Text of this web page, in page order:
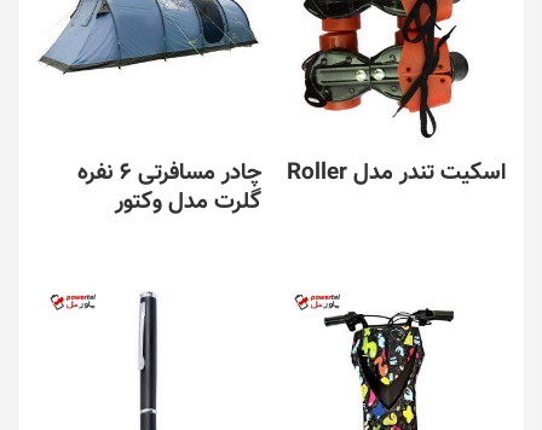
اسکیت تندر مدل Roller
چادر مسافرتی 6 نفره
گلرت مدل وکتور